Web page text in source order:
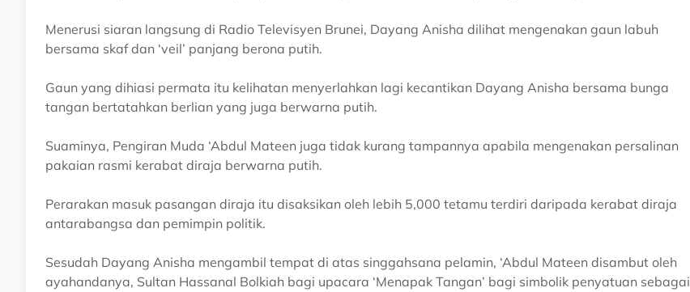
Menerusi siaran langsung di Radio Televisyen Brunei, Dayang Anisha dilihat mengenakan gaun labuh
bersama skaf dan ‘veil’ panjang berona putih.
Gaun yang dihiasi permata itu kelihatan menyerlahkan lagi kecantikan Dayang Anisha bersama bunga
tangan bertatahkan berlian yang juga berwarna putih.
Suaminya, Pengiran Muda ‘Abdul Mateen juga tidak kurang tampannya apabila mengenakan persalinan
pakaian rasmi kerabat diraja berwarna putih.
Perarakan masuk pasangan diraja itu disaksikan oleh lebih 5,000 tetamu terdiri daripada kerabat diraja
antarabangsa dan pemimpin politik.
Sesudah Dayang Anisha mengambil tempat di atas singgahsana pelamin, ‘Abdul Mateen disambut oleh
ayahandanya, Sultan Hassanal Bolkiah bagi upacara ‘Menapak Tangan’ bagi simbolik penyatuan sebagai